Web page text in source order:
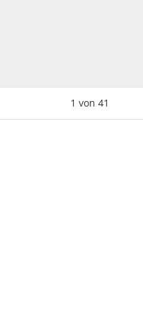
1 von 41